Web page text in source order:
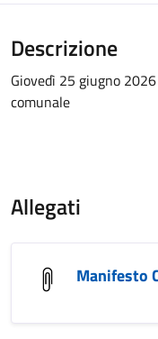
Descrizione
Giovedì 25 giugno
comunale
Allegati
Manifesto